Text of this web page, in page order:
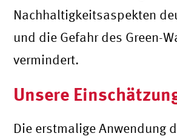
Nachhaltigkeitsaspekten
und die Gefahr des Green-
vermindert.
Unsere
Die erstmalige Anwendung